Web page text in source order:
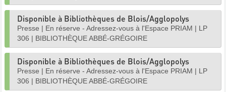
Disponible à Bibliothèques de Blois/Agglopolys
Presse | En réserve - Adressez-vous à l'Espace PRIAM | LP
306 | BIBLIOTHÈQUE ABBÉ-GRÉGOIRE
Disponible à Bibliothèques de Blois/Agglopolys
Presse | En réserve - Adressez-vous à l'Espace PRIAM | LP
306 | BIBLIOTHÈQUE ABBÉ-GRÉGOIRE